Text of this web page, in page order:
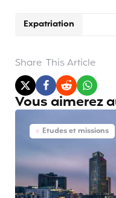
Expatriation
Share This Article
Vous aimerez
Etudes et missions